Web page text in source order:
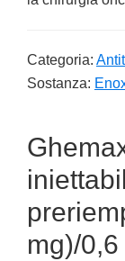
Categoria:
Sostanza:
mg)/